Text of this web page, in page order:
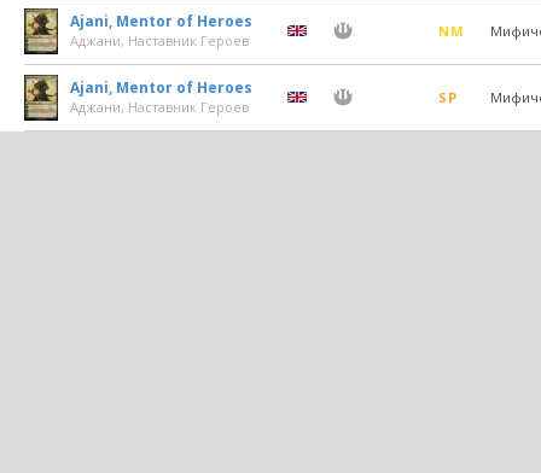
Ajani, Mentor of Heroes
Аджани, Наставник Героев
NM
Ajani, Mentor of Heroes
Аджани, Наставник Героев
SP